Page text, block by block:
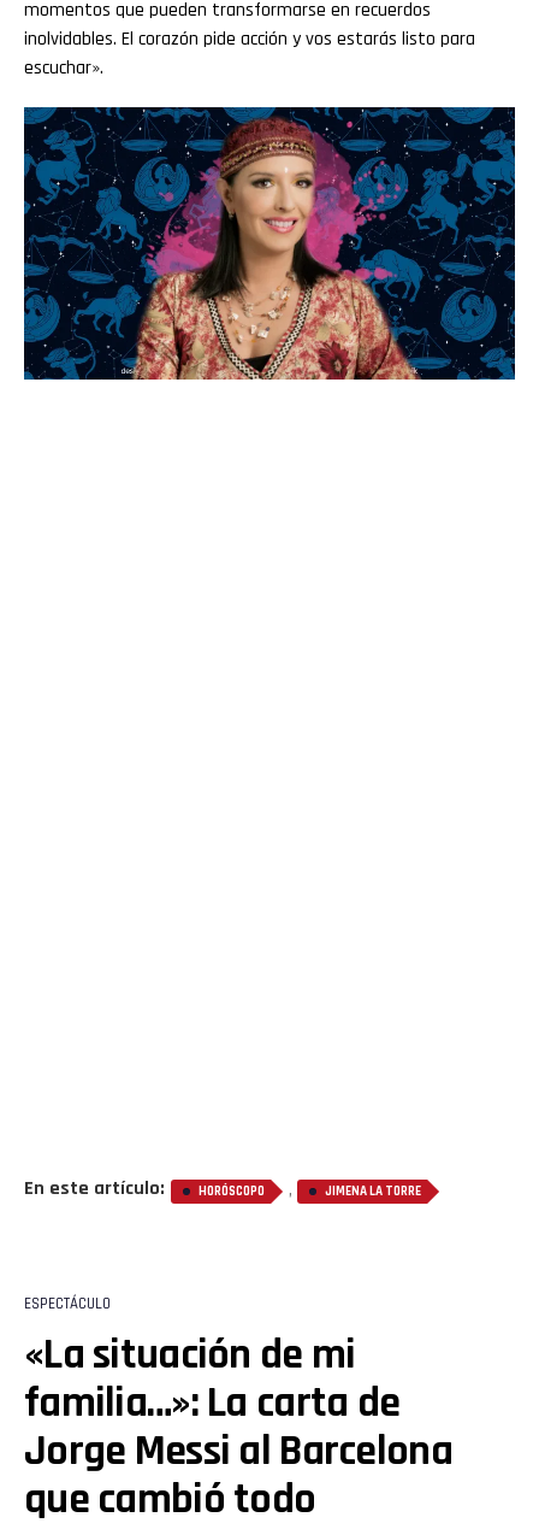
momentos que pueden transformarse en recuerdos
inolvidables. El corazón pide acción y vos estarás listo para
escuchar».
En este artículo: HORÓSCOPO , JIMENA LA TORRE
ESPECTÁCULO
«La situación de mi
familia…»: La carta de
Jorge Messi al Barcelona
que cambió todo